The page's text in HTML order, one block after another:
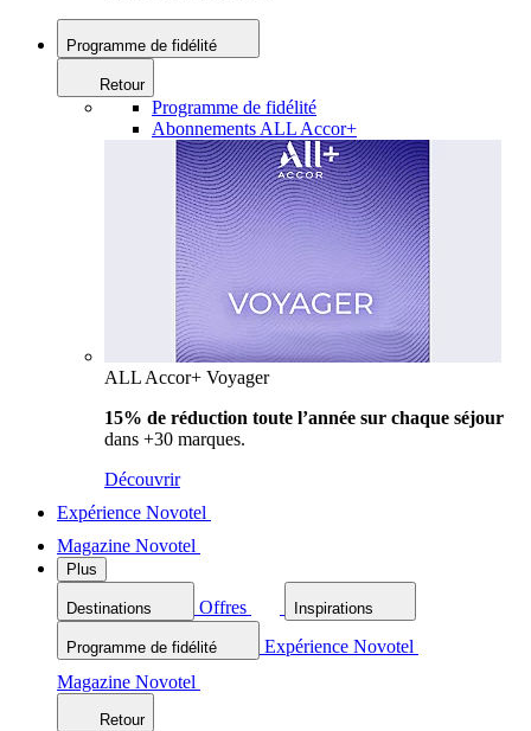
Programme de fidélité
Retour
Programme de fidélité
Abonnements ALL Accor+
ALL Accor+ Voyager
15% de réduction toute l’année sur chaque séjour
dans +30 marques.
Découvrir
Expérience Novotel
Magazine Novotel
Plus
Destinations Offres Inspirations
Programme de fidélité
Expérience Novotel
Magazine Novotel
Retour